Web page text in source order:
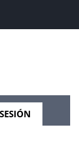
ACTIVA)